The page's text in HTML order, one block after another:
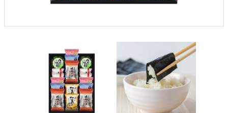
季節イベント特集
ドメイン指定受信について
無料サンプル・資料請求